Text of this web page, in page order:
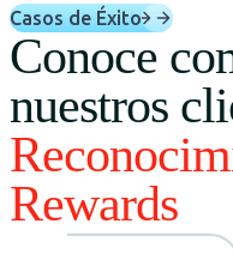
Casos de Éxito
Conoce
nuestros
Rewards